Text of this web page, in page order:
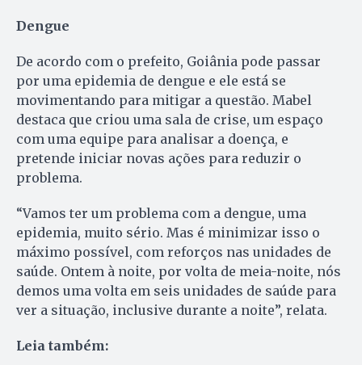
Dengue
De acordo com o prefeito, Goiânia pode passar
por uma epidemia de dengue e ele está se
movimentando para mitigar a questão. Mabel
destaca que criou uma sala de crise, um espaço
com uma equipe para analisar a doença, e
pretende iniciar novas ações para reduzir o
problema.
“Vamos ter um problema com a dengue, uma
epidemia, muito sério. Mas é minimizar isso o
máximo possível, com reforços nas unidades de
saúde. Ontem à noite, por volta de meia-noite, nós
demos uma volta em seis unidades de saúde para
ver a situação, inclusive durante a noite”, relata.
Leia também: